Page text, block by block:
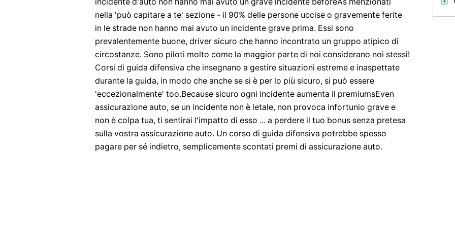
nella 'può capitare a te' sezione - il 90% delle persone uccise o gravemente ferite
in le strade non hanno mai avuto un incidente grave prima. Essi sono
prevalentemente buone, driver sicuro che hanno incontrato un gruppo atipico di
circostanze. Sono piloti molto come la maggior parte di noi considerano noi stessi!
Corsi di guida difensiva che insegnano a gestire situazioni estreme e inaspettate
durante la guida, in modo che anche se si è per lo più sicuro, si può essere
'eccezionalmente' too.Because sicuro ogni incidente aumenta il premiumsEven
assicurazione auto, se un incidente non è letale, non provoca infortunio grave e
non è colpa tua, ti sentirai l'impatto di esso ... a perdere il tuo bonus senza pretesa
sulla vostra assicurazione auto. Un corso di guida difensiva potrebbe spesso
pagare per sé indietro, semplicemente scontati premi di assicurazione auto.